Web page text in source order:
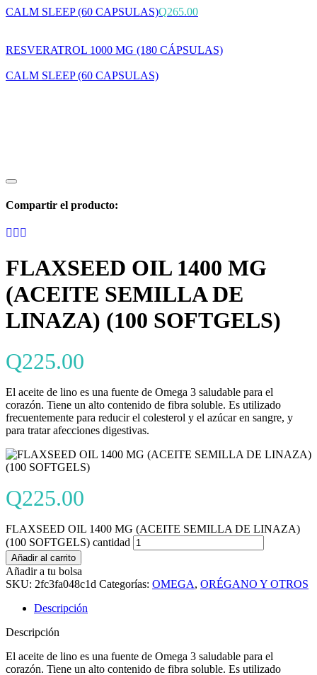
CALM SLEEP (60 CAPSULAS)Q265.00
RESVERATROL 1000 MG (180 CÁPSULAS)
CALM SLEEP (60 CAPSULAS)
Compartir el producto:
FLAXSEED OIL 1400 MG
(ACEITE SEMILLA DE
LINAZA) (100 SOFTGELS)
Q225.00
El aceite de lino es una fuente de Omega 3 saludable para el
corazón. Tiene un alto contenido de fibra soluble. Es utilizado
frecuentemente para reducir el colesterol y el azúcar en sangre, y
para tratar afecciones digestivas.
Q225.00
FLAXSEED OIL 1400 MG (ACEITE SEMILLA DE LINAZA)
(100 SOFTGELS) cantidad
Añadir al carrito
Añadir a tu bolsa
SKU: 2fc3fa048c1d Categorías: OMEGA, ORÉGANO Y OTROS
Descripción
Descripción
El aceite de lino es una fuente de Omega 3 saludable para el
corazón. Tiene un alto contenido de fibra soluble. Es utilizado